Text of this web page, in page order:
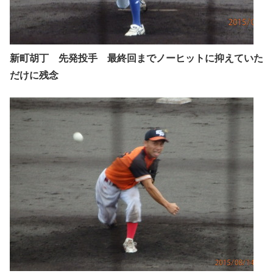
新町胡丁 先発投手 最終回までノーヒットに抑えていた
だけに残念